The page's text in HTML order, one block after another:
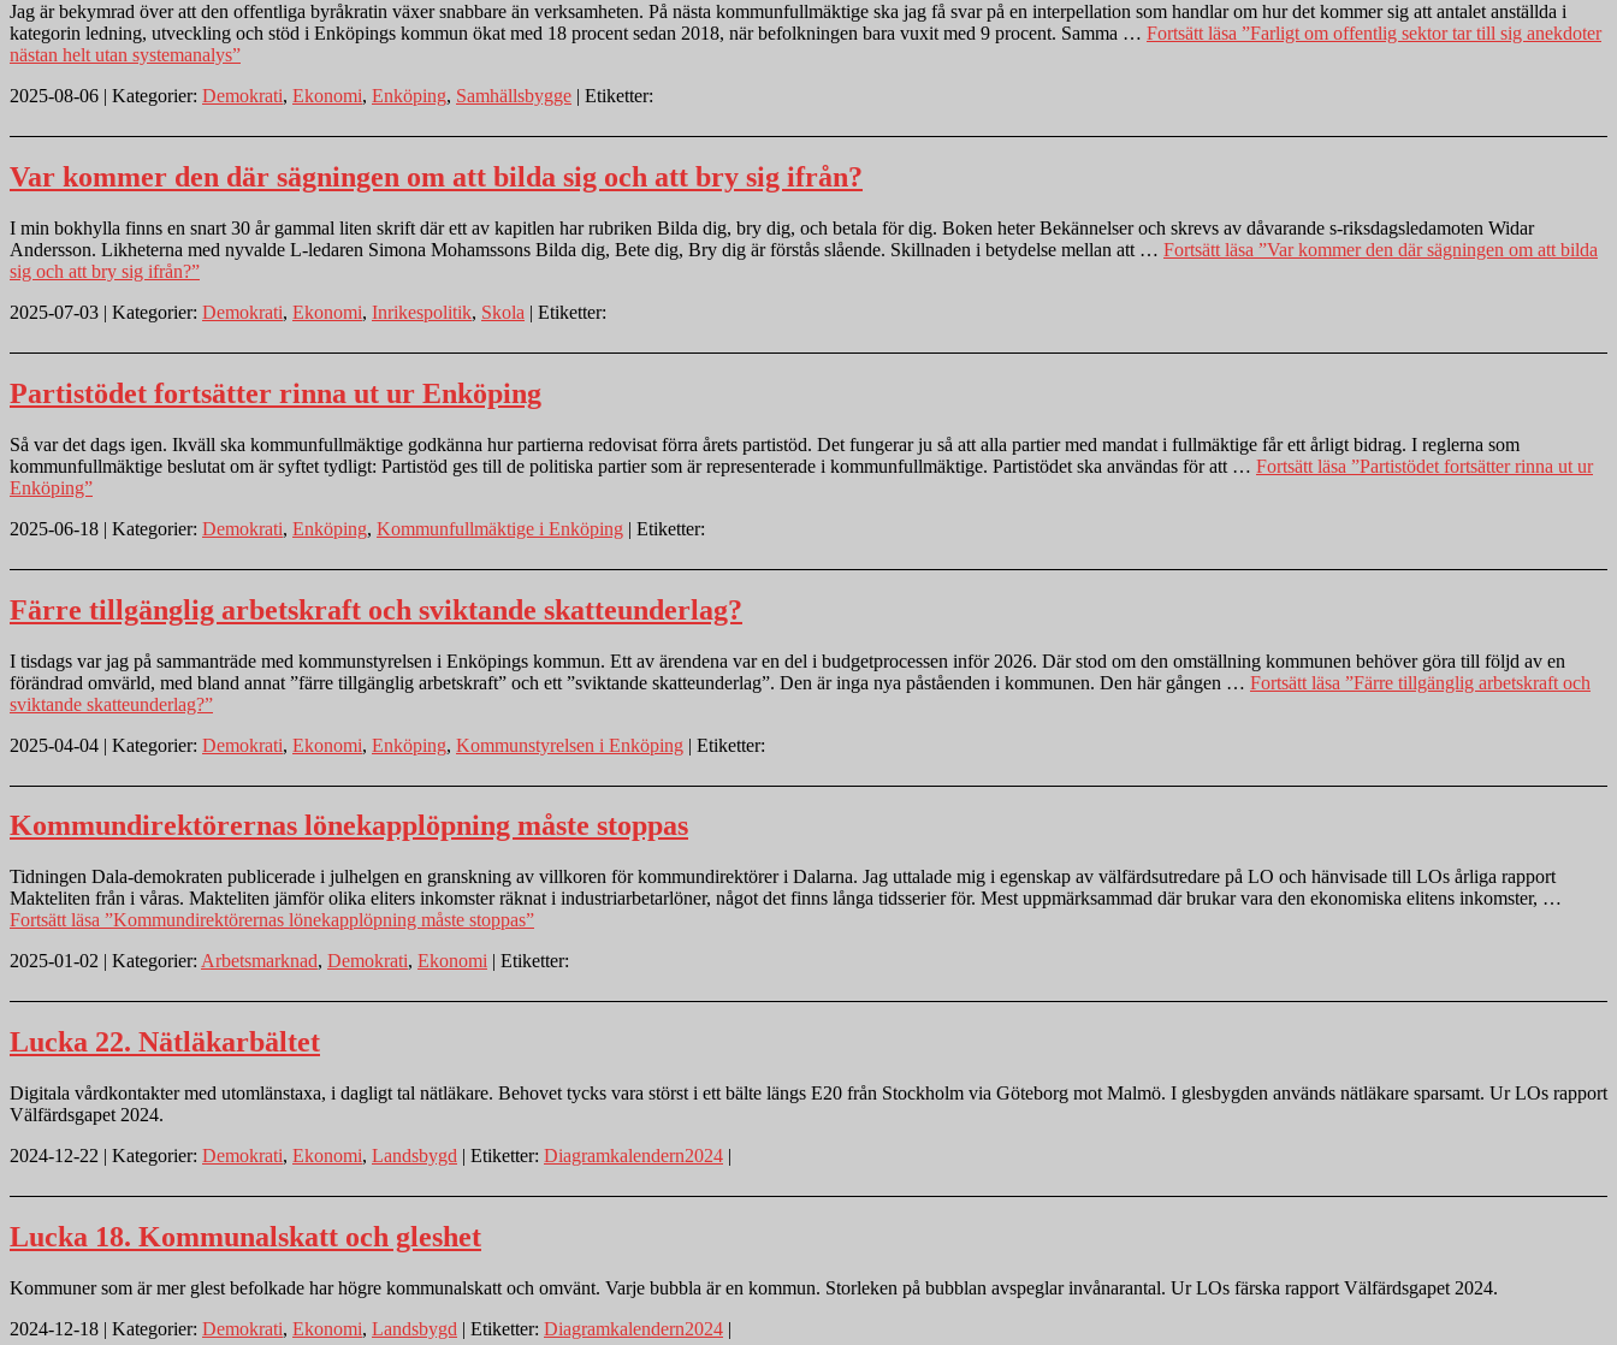
Jag är bekymrad över att den offentliga byråkratin växer snabbare än verksamheten. På nästa kommunfullmäktige ska jag få svar på en interpellation som handlar om hur det kommer sig att antalet anställda i
kategorin ledning, utveckling och stöd i Enköpings kommun ökat med 18 procent sedan 2018, när befolkningen bara vuxit med 9 procent. Samma … Fortsätt läsa ”Farligt om offentlig sektor tar till sig anekdoter
nästan helt utan systemanalys”
2025-08-06 | Kategorier: Demokrati, Ekonomi, Enköping, Samhällsbygge | Etiketter:
Var kommer den där sägningen om att bilda sig och att bry sig ifrån?
I min bokhylla finns en snart 30 år gammal liten skrift där ett av kapitlen har rubriken Bilda dig, bry dig, och betala för dig. Boken heter Bekännelser och skrevs av dåvarande s-riksdagsledamoten Widar
Andersson. Likheterna med nyvalde L-ledaren Simona Mohamssons Bilda dig, Bete dig, Bry dig är förstås slående. Skillnaden i betydelse mellan att … Fortsätt läsa ”Var kommer den där sägningen om att bilda
sig och att bry sig ifrån?”
2025-07-03 | Kategorier: Demokrati, Ekonomi, Inrikespolitik, Skola | Etiketter:
Partistödet fortsätter rinna ut ur Enköping
Så var det dags igen. Ikväll ska kommunfullmäktige godkänna hur partierna redovisat förra årets partistöd. Det fungerar ju så att alla partier med mandat i fullmäktige får ett årligt bidrag. I reglerna som
kommunfullmäktige beslutat om är syftet tydligt: Partistöd ges till de politiska partier som är representerade i kommunfullmäktige. Partistödet ska användas för att … Fortsätt läsa ”Partistödet fortsätter rinna ut ur
Enköping”
2025-06-18 | Kategorier: Demokrati, Enköping, Kommunfullmäktige i Enköping | Etiketter:
Färre tillgänglig arbetskraft och sviktande skatteunderlag?
I tisdags var jag på sammanträde med kommunstyrelsen i Enköpings kommun. Ett av ärendena var en del i budgetprocessen inför 2026. Där stod om den omställning kommunen behöver göra till följd av en
förändrad omvärld, med bland annat ”färre tillgänglig arbetskraft” och ett ”sviktande skatteunderlag”. Den är inga nya påståenden i kommunen. Den här gången … Fortsätt läsa ”Färre tillgänglig arbetskraft och
sviktande skatteunderlag?”
2025-04-04 | Kategorier: Demokrati, Ekonomi, Enköping, Kommunstyrelsen i Enköping | Etiketter:
Kommundirektörernas lönekapplöpning måste stoppas
Tidningen Dala-demokraten publicerade i julhelgen en granskning av villkoren för kommundirektörer i Dalarna. Jag uttalade mig i egenskap av välfärdsutredare på LO och hänvisade till LOs årliga rapport
Makteliten från i våras. Makteliten jämför olika eliters inkomster räknat i industriarbetarlöner, något det finns långa tidsserier för. Mest uppmärksammad där brukar vara den ekonomiska elitens inkomster, …
Fortsätt läsa ”Kommundirektörernas lönekapplöpning måste stoppas”
2025-01-02 | Kategorier: Arbetsmarknad, Demokrati, Ekonomi | Etiketter:
Lucka 22. Nätläkarbältet
Digitala vårdkontakter med utomlänstaxa, i dagligt tal nätläkare. Behovet tycks vara störst i ett bälte längs E20 från Stockholm via Göteborg mot Malmö. I glesbygden används nätläkare sparsamt. Ur LOs rapport
Välfärdsgapet 2024.
2024-12-22 | Kategorier: Demokrati, Ekonomi, Landsbygd | Etiketter: Diagramkalendern2024 |
Lucka 18. Kommunalskatt och gleshet
Kommuner som är mer glest befolkade har högre kommunalskatt och omvänt. Varje bubbla är en kommun. Storleken på bubblan avspeglar invånarantal. Ur LOs färska rapport Välfärdsgapet 2024.
2024-12-18 | Kategorier: Demokrati, Ekonomi, Landsbygd | Etiketter: Diagramkalendern2024 |